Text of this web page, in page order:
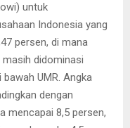
untuk
Indonesia yang
persen, di mana
didominasi
UMR. Angka
dengan
mencapai 8,5 persen,